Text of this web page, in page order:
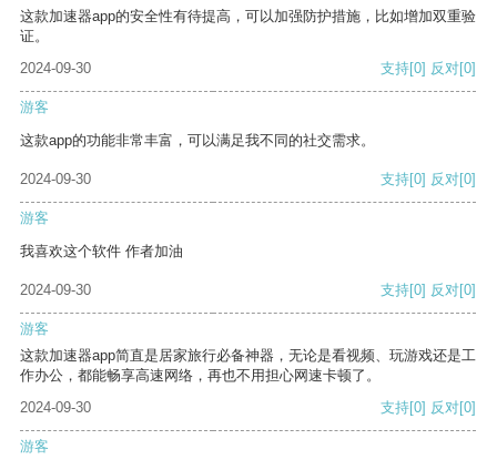
这款加速器app的安全性有待提高，可以加强防护措施，比如增加双重验
证。
2024-09-30
支持[0] 反对[0]
游客
这款app的功能非常丰富，可以满足我不同的社交需求。
2024-09-30 支持[0] 反对[0]
游客
我喜欢这个软件 作者加油
2024-09-30 支持[0] 反对[0]
游客
这款加速器app简直是居家旅行必备神器，无论是看视频、玩游戏还是工
作办公，都能畅享高速网络，再也不用担心网速卡顿了。
2024-09-30
支持[0] 反对[0]
游客